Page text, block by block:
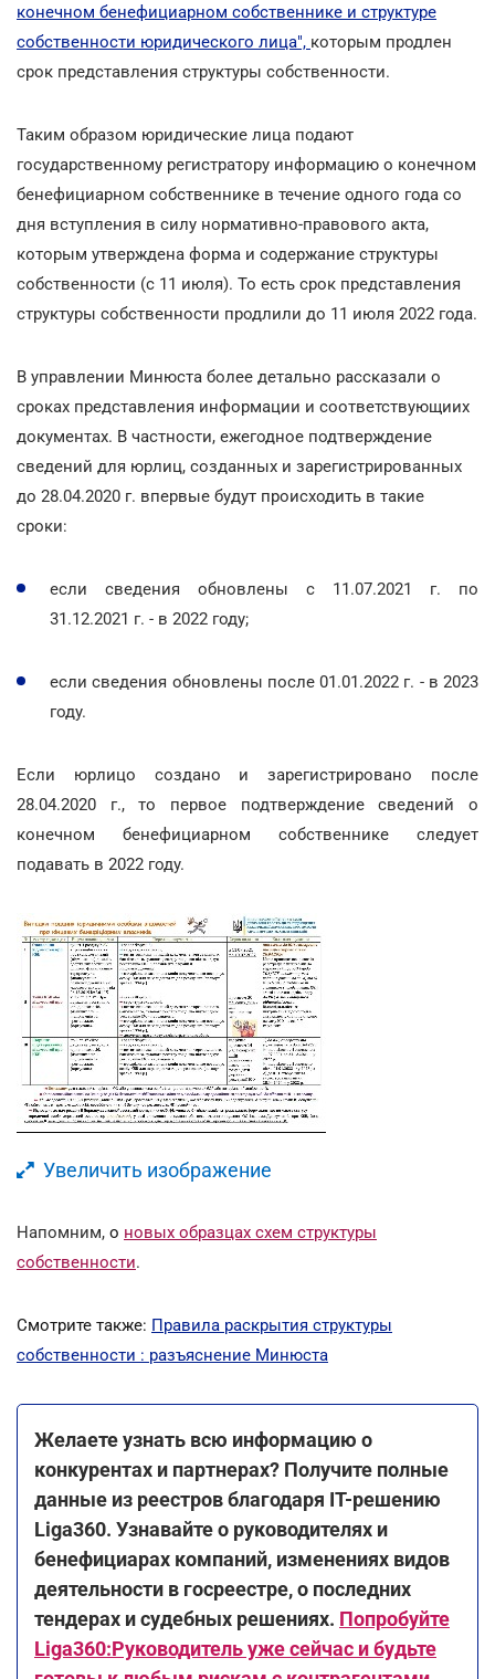
конечном бенефициарном собственнике и структуре
собственности юридического лица", которым продлен
срок представления структуры собственности.
Таким образом юридические лица подают
государственному регистратору информацию о конечном
бенефициарном собственнике в течение одного года со
дня вступления в силу нормативно-правового акта,
которым утверждена форма и содержание структуры
собственности (с 11 июля). То есть срок представления
структуры собственности продлили до 11 июля 2022 года.
В управлении Минюста более детально рассказали о
сроках представления информации и соответствующиих
документах. В частности, ежегодное подтверждение
сведений для юрлиц, созданных и зарегистрированных
до 28.04.2020 г. впервые будут происходить в такие
сроки:
если сведения обновлены с 11.07.2021 г. по
31.12.2021 г. - в 2022 году;
если сведения обновлены после 01.01.2022 г. - в 2023
году.
Если юрлицо создано и зарегистрировано после
28.04.2020 г., то первое подтверждение сведений о
конечном бенефициарном собственнике следует
подавать в 2022 году.
Увеличить изображение
Напомним, о новых образцах схем структуры
собственности.
Смотрите также: Правила раскрытия структуры
собственности : разъяснение Минюста
Желаете узнать всю информацию о
конкурентах и партнерах? Получите полные
данные из реестров благодаря IT-решению
Liga360. Узнавайте о руководителях и
бенефициарах компаний, изменениях видов
деятельности в госреестре, о последних
тендерах и судебных решениях. Попробуйте
Liga360:Руководитель уже сейчас и будьте